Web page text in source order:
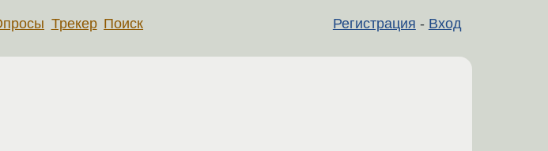
Регистрация - Вход
Трекер Поиск